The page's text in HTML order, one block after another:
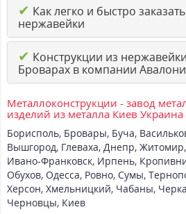
✔ Как легко и быстро
нержавейки
✔ Конструкции из
Броварах в компании
Металлоконструкции - завод
изделий из металла Киев Украина
Борисполь, Бровары, Буча,
Вышгород, Глеваха, Днепр, Житомир,
Ивано-Франковск, Ирпень,
Обухов, Одесса, Ровно, Сумы,
Херсон, Хмельницкий, Чабаны,
Черновцы, Киев